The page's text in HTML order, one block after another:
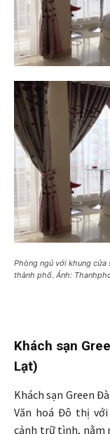
Phòng ngủ với khung
thành phố. Ảnh:
Khách sạn
Lạt)
Khách sạn Green
Văn hoá Đô thị
cảnh trữ tình, nằm